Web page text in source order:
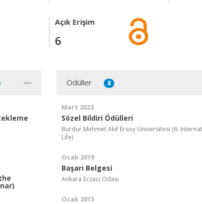
Açık Erişim
6
Ödüller 8
Mart 2023
Sözel Bildiri Ödülleri
Burdur Mehmet Akif Ersoy Üniversitesi (6.
Life)
Ocak 2019
Başarı Belgesi
Ankara Eczacı Odası
Ocak 2015